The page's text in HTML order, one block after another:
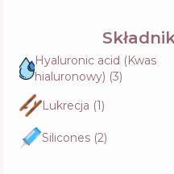
Hyaluronic acid (Kwas
hialuronowy) (3)
Lukrecja (1)
Silicones (2)